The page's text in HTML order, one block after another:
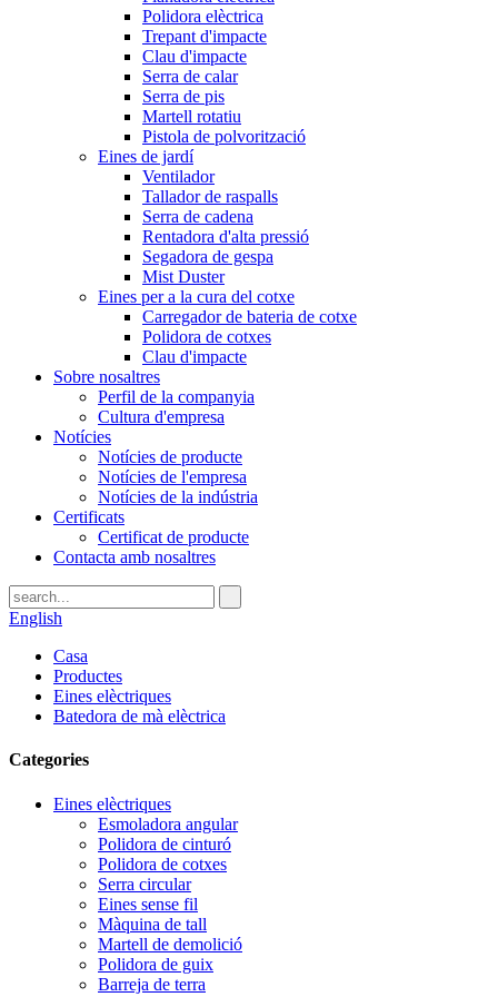
Polidora elèctrica
Trepant d'impacte
Clau d'impacte
Serra de calar
Serra de pis
Martell rotatiu
Pistola de polvorització
Eines de jardí
Ventilador
Tallador de raspalls
Serra de cadena
Rentadora d'alta pressió
Segadora de gespa
Mist Duster
Eines per a la cura del cotxe
Carregador de bateria de cotxe
Polidora de cotxes
Clau d'impacte
Sobre nosaltres
Perfil de la companyia
Cultura d'empresa
Notícies
Notícies de producte
Notícies de l'empresa
Notícies de la indústria
Certificats
Certificat de producte
Contacta amb nosaltres
English
Casa
Productes
Eines elèctriques
Batedora de mà elèctrica
Categories
Eines elèctriques
Esmoladora angular
Polidora de cinturó
Polidora de cotxes
Serra circular
Eines sense fil
Màquina de tall
Martell de demolició
Polidora de guix
Barreja de terra